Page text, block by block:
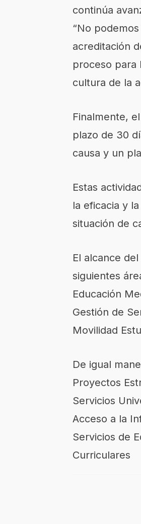
continúa
“No
acreditación
proceso para
cultura de la
Finalmente,
plazo de 30
causa y un
Estas
la eficacia y
situación de
El alcance
siguientes
Educación
Gestión de
Movilidad
De igual
Proyectos
Servicios
Acceso a la
Servicios de
Curriculares